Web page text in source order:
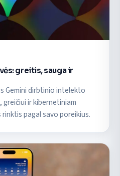
greitis, sauga ir
Gemini dirbtinio intelekto
greičiui ir kibernetiniam
pagal savo poreikius.